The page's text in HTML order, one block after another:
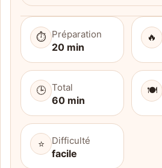
⏱️ Préparation
20 min
🔥
🕒 Total
60 min
🍽️
⭐ Difficulté
facile